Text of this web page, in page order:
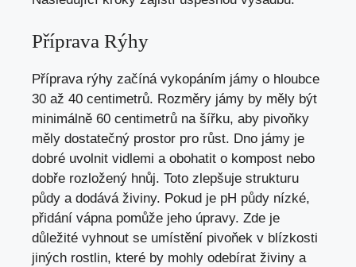
Příprava Rýhy
Příprava rýhy začíná vykopáním jámy o hloubce
30 až 40 centimetrů. Rozměry jámy by měly být
minimálně 60 centimetrů na šířku, aby pivoňky
měly dostatečný prostor pro růst. Dno jámy je
dobré uvolnit vidlemi a obohatit o kompost nebo
dobře rozložený hnůj. Toto zlepšuje strukturu
půdy a dodává živiny. Pokud je pH půdy nízké,
přidání vápna pomůže jeho úpravy. Zde je
důležité vyhnout se umístění pivoňek v blízkosti
jiných rostlin, které by mohly odebírat živiny a